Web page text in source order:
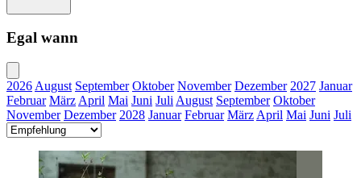
Egal wann
2026 August September Oktober November Dezember 2027 Januar
Februar März April Mai Juni Juli August September Oktober
November Dezember 2028 Januar Februar März April Mai Juni Juli